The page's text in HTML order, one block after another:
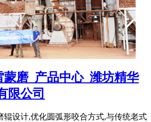
磨_产品中心_潍坊精华
限公司
辊设计,优化圆弧形咬合方式,与传统老式